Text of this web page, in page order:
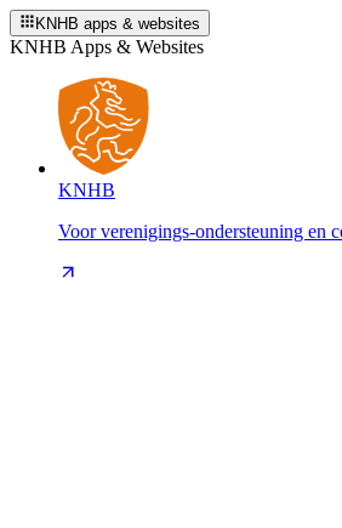
KNHB apps & websites
KNHB Apps & Websites
KNHB
Voor verenigings-ondersteuning en